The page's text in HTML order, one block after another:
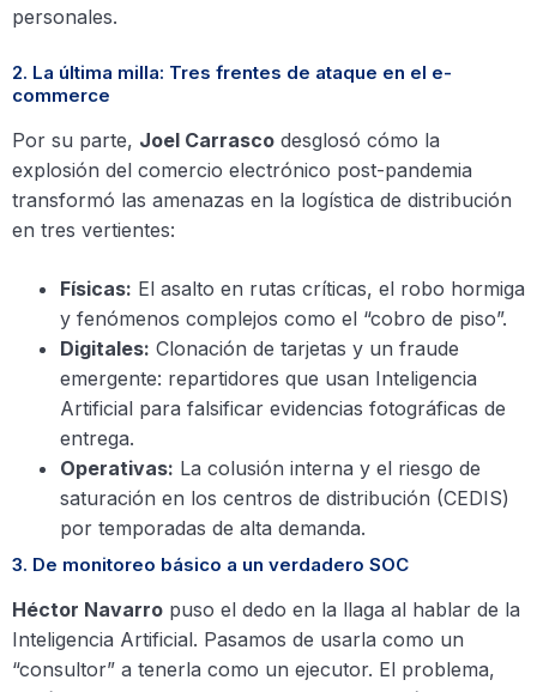
personales.
2. La última milla: Tres frentes de ataque en el e-
commerce
Por su parte, Joel Carrasco desglosó cómo la
explosión del comercio electrónico post-pandemia
transformó las amenazas en la logística de distribución
en tres vertientes:
Físicas: El asalto en rutas críticas, el robo hormiga
y fenómenos complejos como el “cobro de piso”.
Digitales: Clonación de tarjetas y un fraude
emergente: repartidores que usan Inteligencia
Artificial para falsificar evidencias fotográficas de
entrega.
Operativas: La colusión interna y el riesgo de
saturación en los centros de distribución (CEDIS)
por temporadas de alta demanda.
3. De monitoreo básico a un verdadero SOC
Héctor Navarro puso el dedo en la llaga al hablar de la
Inteligencia Artificial. Pasamos de usarla como un
“consultor” a tenerla como un ejecutor. El problema,